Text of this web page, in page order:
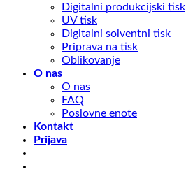
Digitalni produkcijski tisk
UV tisk
Digitalni solventni tisk
Priprava na tisk
Oblikovanje
O nas
O nas
FAQ
Poslovne enote
Kontakt
Prijava